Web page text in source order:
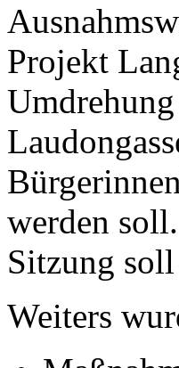
Projekt
werden
Sitzung
Weiters